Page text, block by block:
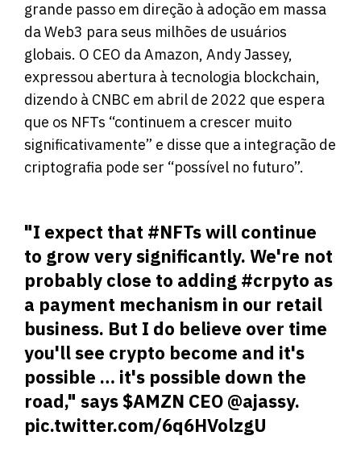
grande passo em direção à adoção em massa
da Web3 para seus milhões de usuários
globais. O CEO da Amazon, Andy Jassey,
expressou abertura à tecnologia blockchain,
dizendo à CNBC em abril de 2022 que espera
que os NFTs “continuem a crescer muito
significativamente” e disse que a integração de
criptografia pode ser “possível no futuro”.
"I expect that #NFTswill continue
to grow very significantly. We're not
probably close to adding #crpyto as
a payment mechanism in our retail
business. But I do believe over time
you'll see crypto become and it's
possible … it's possible down the
road," says$AMZN CEO @ajassy.
pic.twitter.com/6q6HVolzgU